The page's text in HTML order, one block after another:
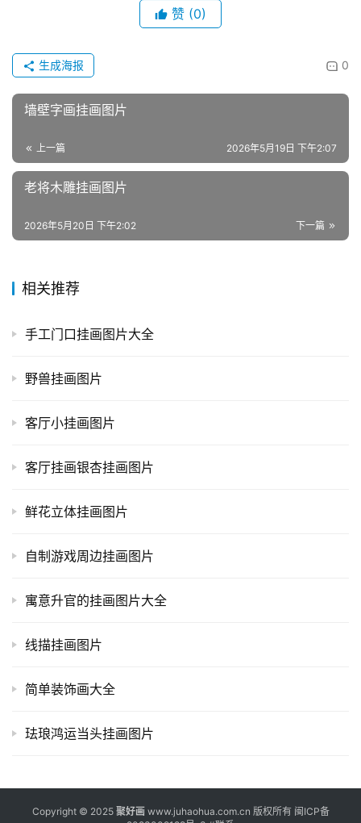
赞 (0)
0
生成海报
墙壁字画挂画图片
上一篇 2026年5月19日 下午2:07
老将木雕挂画图片
下一篇
2026年5月20日 下午2:02
相关推荐
手工门口挂画图片大全
野兽挂画图片
客厅小挂画图片
客厅挂画银杏挂画图片
鲜花立体挂画图片
自制游戏周边挂画图片
寓意升官的挂画图片大全
线描挂画图片
简单装饰画大全
珐琅鸿运当头挂画图片
Copyright © 2025 聚好画www.juhaohua.com.cn 版权所有 闽ICP备